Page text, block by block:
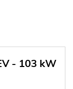
- 103 kW